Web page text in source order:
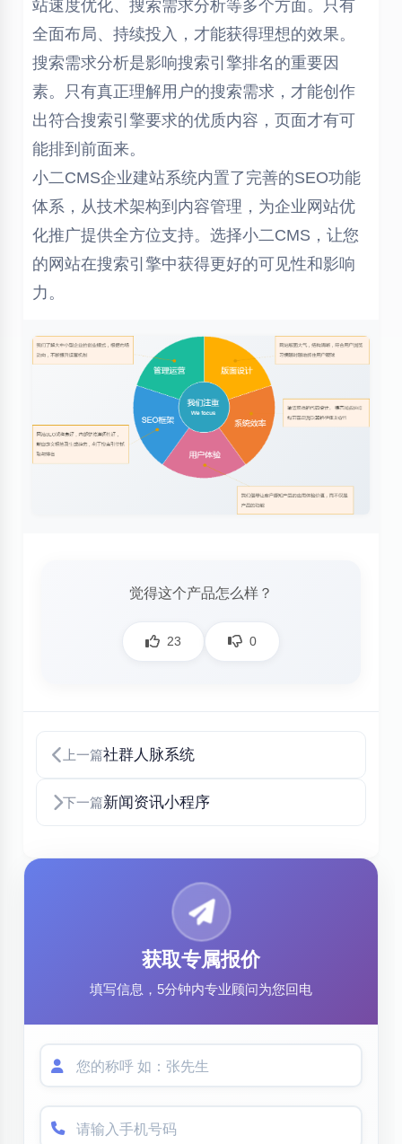
站速度优化、搜索需求分析等多个方面。只有
全面布局、持续投入，才能获得理想的效果。
搜索需求分析是影响搜索引擎排名的重要因
素。只有真正理解用户的搜索需求，才能创作
出符合搜索引擎要求的优质内容，页面才有可
能排到前面来。
小二CMS企业建站系统内置了完善的SEO功能
体系，从技术架构到内容管理，为企业网站优
化推广提供全方位支持。选择小二CMS，让您
的网站在搜索引擎中获得更好的可见性和影响
力。
觉得这个产品怎么样？
23 0
上一篇社群人脉系统
新闻资讯小程序
下一篇
获取专属报价
填写信息，5分钟内专业顾问为您回电